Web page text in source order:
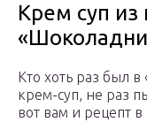
Крем суп
Кто хоть раз был
крем-суп, не раз
вот вам и рецепт в